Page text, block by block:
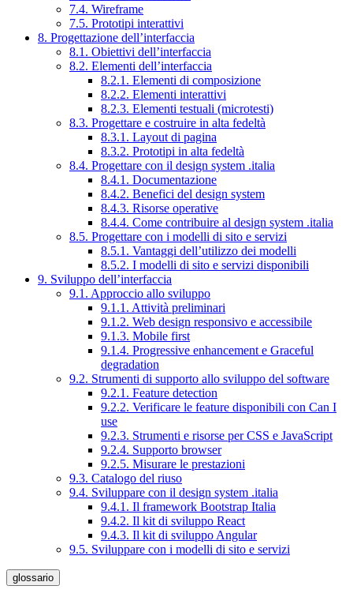
7.4. Wireframe
7.5. Prototipi interattivi
8. Progettazione dell’interfaccia
8.1. Obiettivi dell’interfaccia
8.2. Elementi dell’interfaccia
8.2.1. Elementi di composizione
8.2.2. Elementi interattivi
8.2.3. Elementi testuali (microtesti)
8.3. Progettare e costruire in alta fedeltà
8.3.1. Layout di pagina
8.3.2. Prototipi in alta fedeltà
8.4. Progettare con il design system .italia
8.4.1. Documentazione
8.4.2. Benefici del design system
8.4.3. Risorse operative
8.4.4. Come contribuire al design system .italia
8.5. Progettare con i modelli di sito e servizi
8.5.1. Vantaggi dell’utilizzo dei modelli
8.5.2. I modelli di sito e servizi disponibili
9. Sviluppo dell’interfaccia
9.1. Approccio allo sviluppo
9.1.1. Attività preliminari
9.1.2. Web design responsivo e accessibile
9.1.3. Mobile first
9.1.4. Progressive enhancement e Graceful
degradation
9.2. Strumenti di supporto allo sviluppo del software
9.2.1. Feature detection
9.2.2. Verificare le feature disponibili con Can I
use
9.2.3. Strumenti e risorse per CSS e JavaScript
9.2.4. Supporto browser
9.2.5. Misurare le prestazioni
9.3. Catalogo del riuso
9.4. Sviluppare con il design system .italia
9.4.1. Il framework Bootstrap Italia
9.4.2. Il kit di sviluppo React
9.4.3. Il kit di sviluppo Angular
9.5. Sviluppare con i modelli di sito e servizi
glossario